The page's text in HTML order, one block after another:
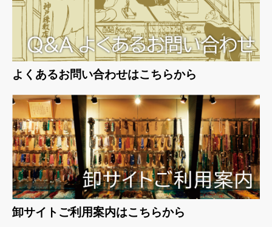
よくあるお問い合わせはこちらから
卸サイトご利用案内はこちらから